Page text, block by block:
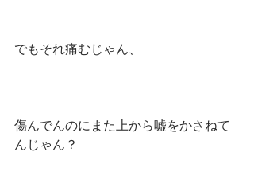
でもそれ痛むじゃん、
傷んでんのにまた上から嘘をかさねて
んじゃん？